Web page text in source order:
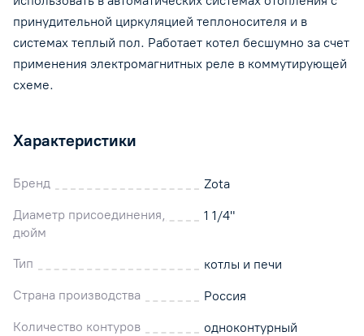
принудительной циркуляцией теплоносителя и в
системах теплый пол. Работает котел бесшумно за счет
применения электромагнитных реле в коммутирующей
схеме.
Характеристики
Бренд
Zota
Диаметр присоединения,
дюйм
1 1/4"
Тип
котлы и печи
Страна производства
Россия
Количество контуров
одноконтурный